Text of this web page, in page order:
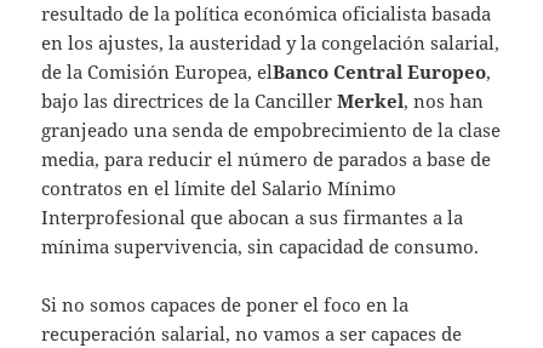
resultado de la política económica oficialista basada
en los ajustes, la austeridad y la congelación salarial,
de la Comisión Europea, elBanco Central Europeo,
bajo las directrices de la CancillerMerkel, nos han
granjeado una senda de empobrecimiento de la clase
media, para reducir el número de parados a base de
contratos en el límite del Salario Mínimo
Interprofesional que abocan a sus firmantes a la
mínima supervivencia, sin capacidad de consumo.
Si no somos capaces de poner el foco en la
recuperación salarial, no vamos a ser capaces de